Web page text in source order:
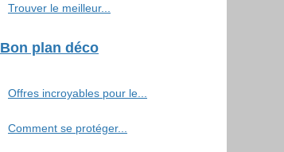
Trouver le meilleur...
Bon plan déco
Offres incroyables pour le...
Comment se protéger...